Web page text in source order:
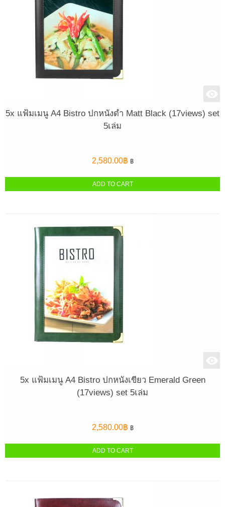
5x แฟ้มเมนู A4 Bistro ปกหนังดำ Matt Black (17views) set
5เล่ม
2,580.00฿ ฿
ADD TO CART
5x แฟ้มเมนู A4 Bistro ปกหนังเขียว Emerald Green
(17views) set 5เล่ม
2,580.00฿ ฿
ADD TO CART